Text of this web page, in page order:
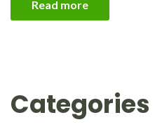
Read more
Categories